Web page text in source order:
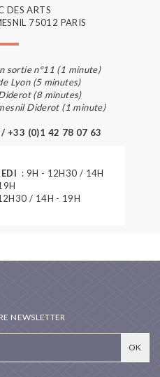
DES ARTS
75012 PARIS
sortie n°11 (1 minute)
Lyon (5 minutes)
(8 minutes)
Diderot (1 minute)
+33 (0)1 42 78 07 63
: 9H - 12H30 / 14H
/ 14H - 19H
NEWSLETTER